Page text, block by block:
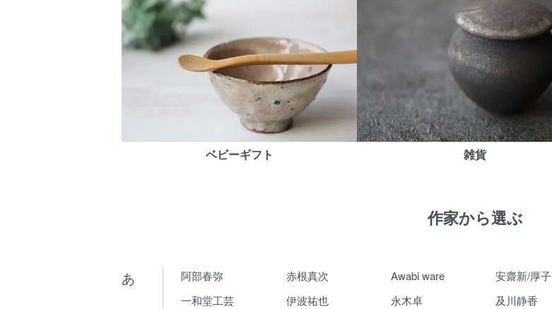
ベビーギフト 雑貨
作家から選ぶ
あ 阿部春弥 赤根真次 Awabi ware 安齋新/厚子
一和堂工芸
伊波祐也 永木卓 及川静香